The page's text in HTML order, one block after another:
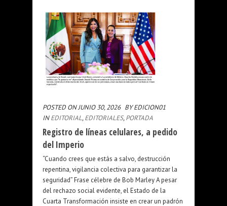
POSTED ON JUNIO 30, 2026 BY EDICION01
INEDITORIAL,EDITORIALES,PORTADA
Registro de líneas celulares, a pedido
del Imperio
“Cuando crees que estás a salvo, destrucción
repentina, vigilancia colectiva para garantizar la
seguridad” Frase célebre de Bob Marley A pesar
del rechazo social evidente, el Estado de la
Cuarta Transformación insiste en crear un padrón